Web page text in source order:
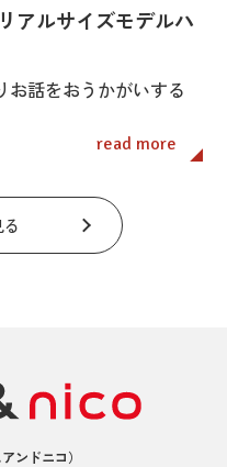
アルサイズモデルハ
お話をおうかがいする
read more
アンドニコ）